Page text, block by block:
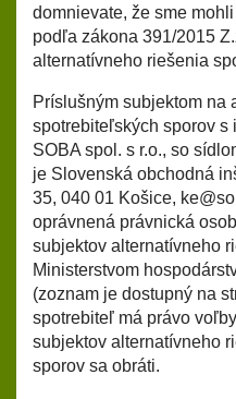
domnievate, že sme
podľa zákona 391/2015
alternatívneho riešenia
Príslušným subjektom na
spotrebiteľských sporov s
SOBA spol. s r.o., so
je Slovenská obchodná
35, 040 01 Košice,
oprávnená právnická
subjektov alternatívneho
Ministerstvom
(zoznam je dostupný na
spotrebiteľ má právo
subjektov alternatívneho
sporov sa obráti.